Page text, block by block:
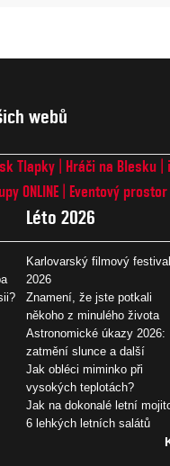
webů
Tlapky Hráči na Blesku
ONLINE Eventový
Léto 2026
Karlovarský filmový festival
2026
Znamení, že jste potkali
někoho z minulého života
Astronomické úkazy 2026:
zatmění slunce a další
Jak obléci miminko při
vysokých teplotách?
Jak na dokonalé letní
6 lehkých letních salátů